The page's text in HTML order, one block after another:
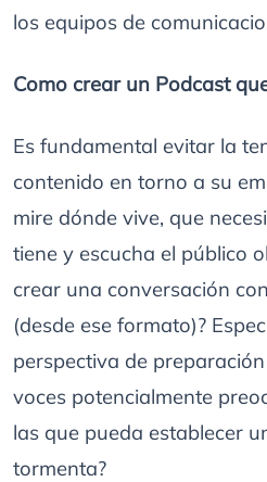
los equipos de
Como crear un Podcast
Es fundamental evitar la
contenido en torno a su
mire dónde vive, que
tiene y escucha el público
crear una conversación
(desde ese formato)?
perspectiva de
voces potencialmente
las que pueda establecer
tormenta?